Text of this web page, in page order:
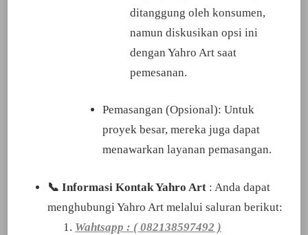
ditanggung oleh konsumen,
namun diskusikan opsi ini
dengan Yahro Art saat
pemesanan.
Pemasangan (Opsional): Untuk
proyek besar, mereka juga dapat
menawarkan layanan pemasangan.
📞 Informasi Kontak Yahro Art : Anda dapat
menghubungi Yahro Art melalui saluran berikut:
Wahtsapp : ( 082138597492 )